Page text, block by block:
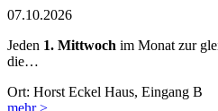
07.10.2026
Jeden 1. Mittwoch im Monat zur
die…
Ort: Horst Eckel Haus, Eingang B
mehr >